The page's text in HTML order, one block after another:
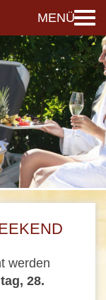
MENÜ
werden
28.